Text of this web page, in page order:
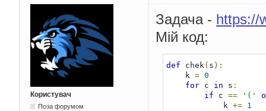
Користувач
Поза форумом
Задача - https://
Мій код:
def chek( s ):
    k
= 0
for c in s :
if c == '('
            k
+= 1